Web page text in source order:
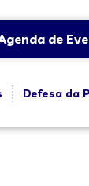
de
Defesa da